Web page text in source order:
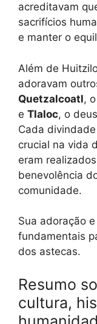
acreditavam
sacrifícios
e manter o
Além de
adoravam
Quetzalcoatl,
e Tlaloc, o
Cada
crucial na vida
eram
benevolência
comunidade.
Sua adoração
fundamentais
dos astecas.
Resumo
cultura,